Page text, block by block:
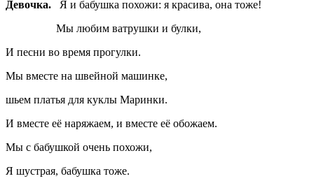
Девочка. Я и бабушка похожи: я красива, она тоже!
Мы любим ватрушки и булки,
И песни во время прогулки.
Мы вместе на швейной машинке,
шьем платья для куклы Маринки.
И вместе её наряжаем, и вместе её обожаем.
Мы с бабушкой очень похожи,
Я шустрая, бабушка тоже.